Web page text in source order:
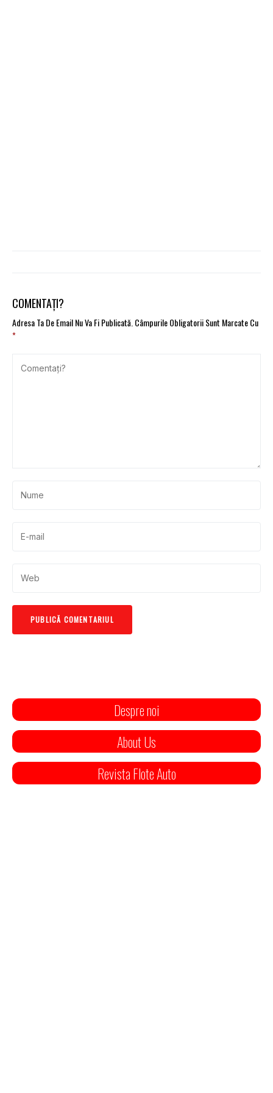
COMENTAȚI?
Adresa Ta De Email Nu Va Fi Publicată.Câmpurile Obligatorii Sunt Marcate Cu
*
Despre noi
About Us
Revista Flote Auto